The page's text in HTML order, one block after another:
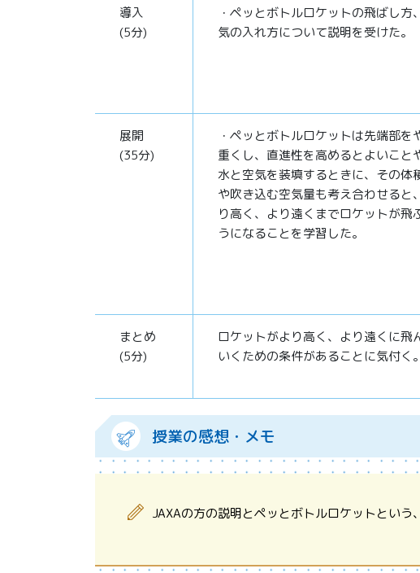
導入
(5分)
・ペッとボトルロケットの飛ばし方
気の入れ方について説明を受けた。
展開
(35分)
・ペッとボトルロケットは先端部を
重くし、直進性を高めるとよいこと
水と空気を装填するときに、その体
や吹き込む空気量も考え合わせると
り高く、より遠くまでロケットが飛
うになることを学習した。
まとめ
(5分)
ロケットがより高く、より遠くに飛
いくための条件があることに気付く。
授業の感想・メモ
JAXAの方の説明とペッとボトルロケットとい